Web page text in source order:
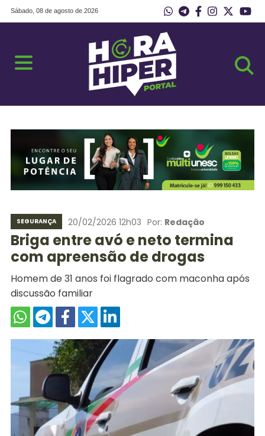
Sábado, 08 de agosto de 2026
SEGURANÇA 20/02/2026 12h03 Por: Redação
Briga entre avó e neto termina
com apreensão de drogas
Homem de 31 anos foi flagrado com maconha após
discussão familiar